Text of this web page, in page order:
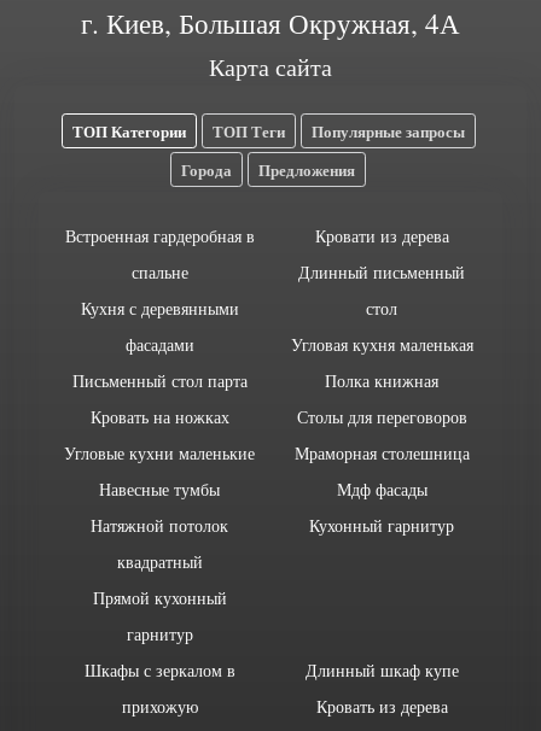
г. Киев, Большая Окружная, 4А
Карта сайта
ТОП Категории ТОП Теги
Популярные запросы
Города
Предложения
Встроенная гардеробная в
спальне
Кухня с деревянными
фасадами
Письменный стол парта
Кровать на ножках
Угловые кухни маленькие
Навесные тумбы
Натяжной потолок
квадратный
Прямой кухонный
гарнитур
Кровати из дерева
Длинный письменный
стол
Угловая кухня маленькая
Полка книжная
Столы для переговоров
Мраморная столешница
Мдф фасады
Кухонный гарнитур
Шкафы с зеркалом в
прихожую
Длинный шкаф купе
Кровать из дерева